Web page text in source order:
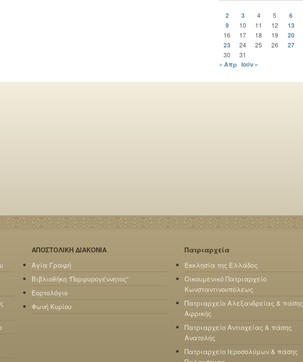
2
3 4 5 6
9 10 11 12 13
16 17 18 19 20
23 24 25 26 27
30 31
« Απρ Ιούν »
ΑΠΟΣΤΟΛΙΚΗ ΔΙΑΚΟΝΙΑ
Αγία Γραφή
Βιβλιοθήκη “Πορφυρογέννητος”
Εορτολόγιο
Φωνή Κυρίου
Πατριαρχεία
Εκκλησία της Ελλάδος
Οικουμενικό Πατριαρχείο
Κωνσταντινουπόλεως
Πατριαρχείο Αλεξανδρείας & πάσης
Αφρικής
Πατριαρχείο Αντιοχείας & πάσης
Ανατολής
Πατριαρχείο Ιεροσολύμων & πάσης